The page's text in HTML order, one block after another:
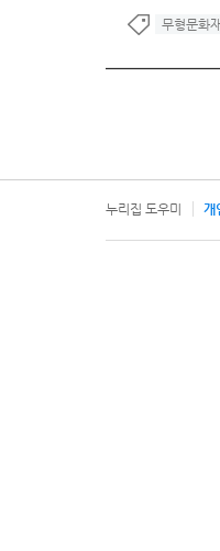
무형문화재
누리집 도우미 개
문의 전화